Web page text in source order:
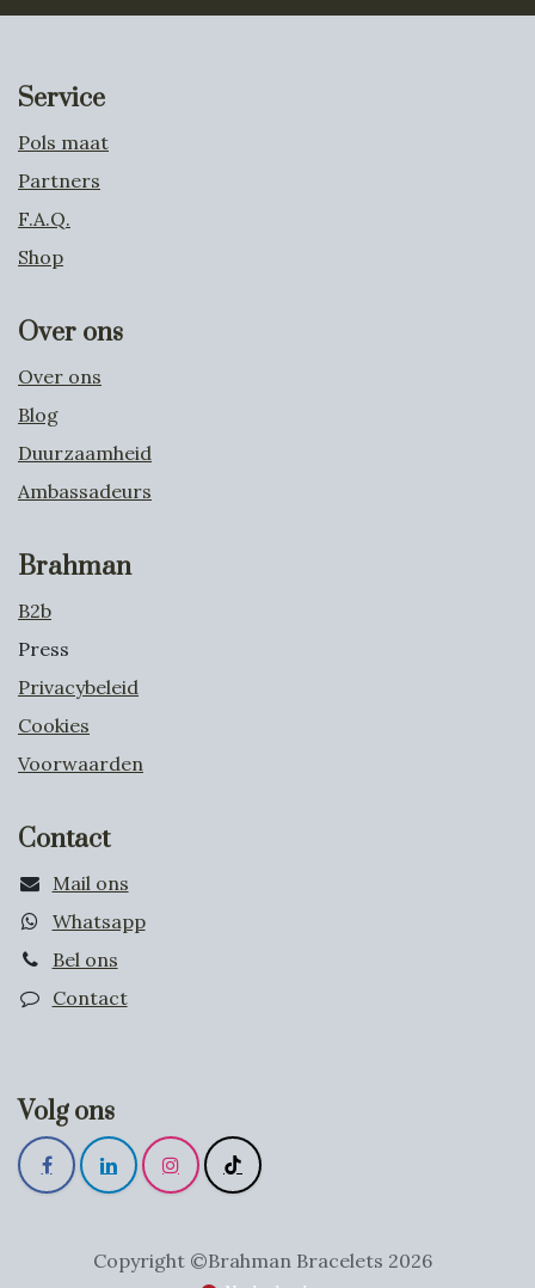
Service
Pols maat
Partners
F.A.Q.
Shop
Over ons
Over ons
Blog
Duurzaamheid
Ambassadeurs
Brahman
B2b
Press
Privacybeleid
Cookies
Voorwaarden
Contact
Mail ons
Whatsapp
Bel ons
Contact
Volg ons
Copyright ©Brahman Bracelets 2026